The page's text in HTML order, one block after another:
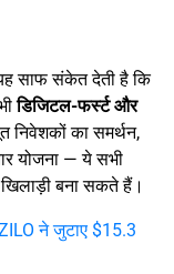
साफ संकेत देती है कि
डिजिटल-फर्स्ट और
निवेशकों का समर्थन,
योजना — ये सभी
बना सकते हैं।
ने जुटाए $15.3